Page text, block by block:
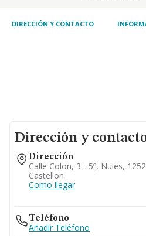
DIRECCIÓN Y CONTACTO
Dirección y
Dirección
Calle Colon, 3 - 5º, Nules,
Castellon
Como llegar
Teléfono
Añadir Teléfono